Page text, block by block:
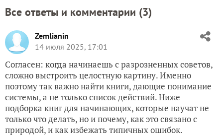
Все ответы и комментарии (3)
Zemlianin
14 июля 2025, 17:01
Согласен: когда начинаешь с разрозненных советов,
сложно выстроить целостную картину. Именно
поэтому так важно найти книги, дающие понимание
системы, а не только список действий. Ниже
подборка книг для начинающих, которые научат не
только что делать, но и почему, как это связано с
природой, и как избежать типичных ошибок.